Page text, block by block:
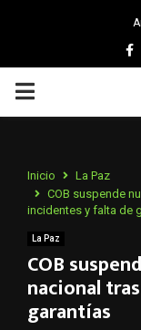
PRIMARY
Inicio
La Paz
COB suspende
incidentes y falta de
La Paz
COB
nacional
garantías